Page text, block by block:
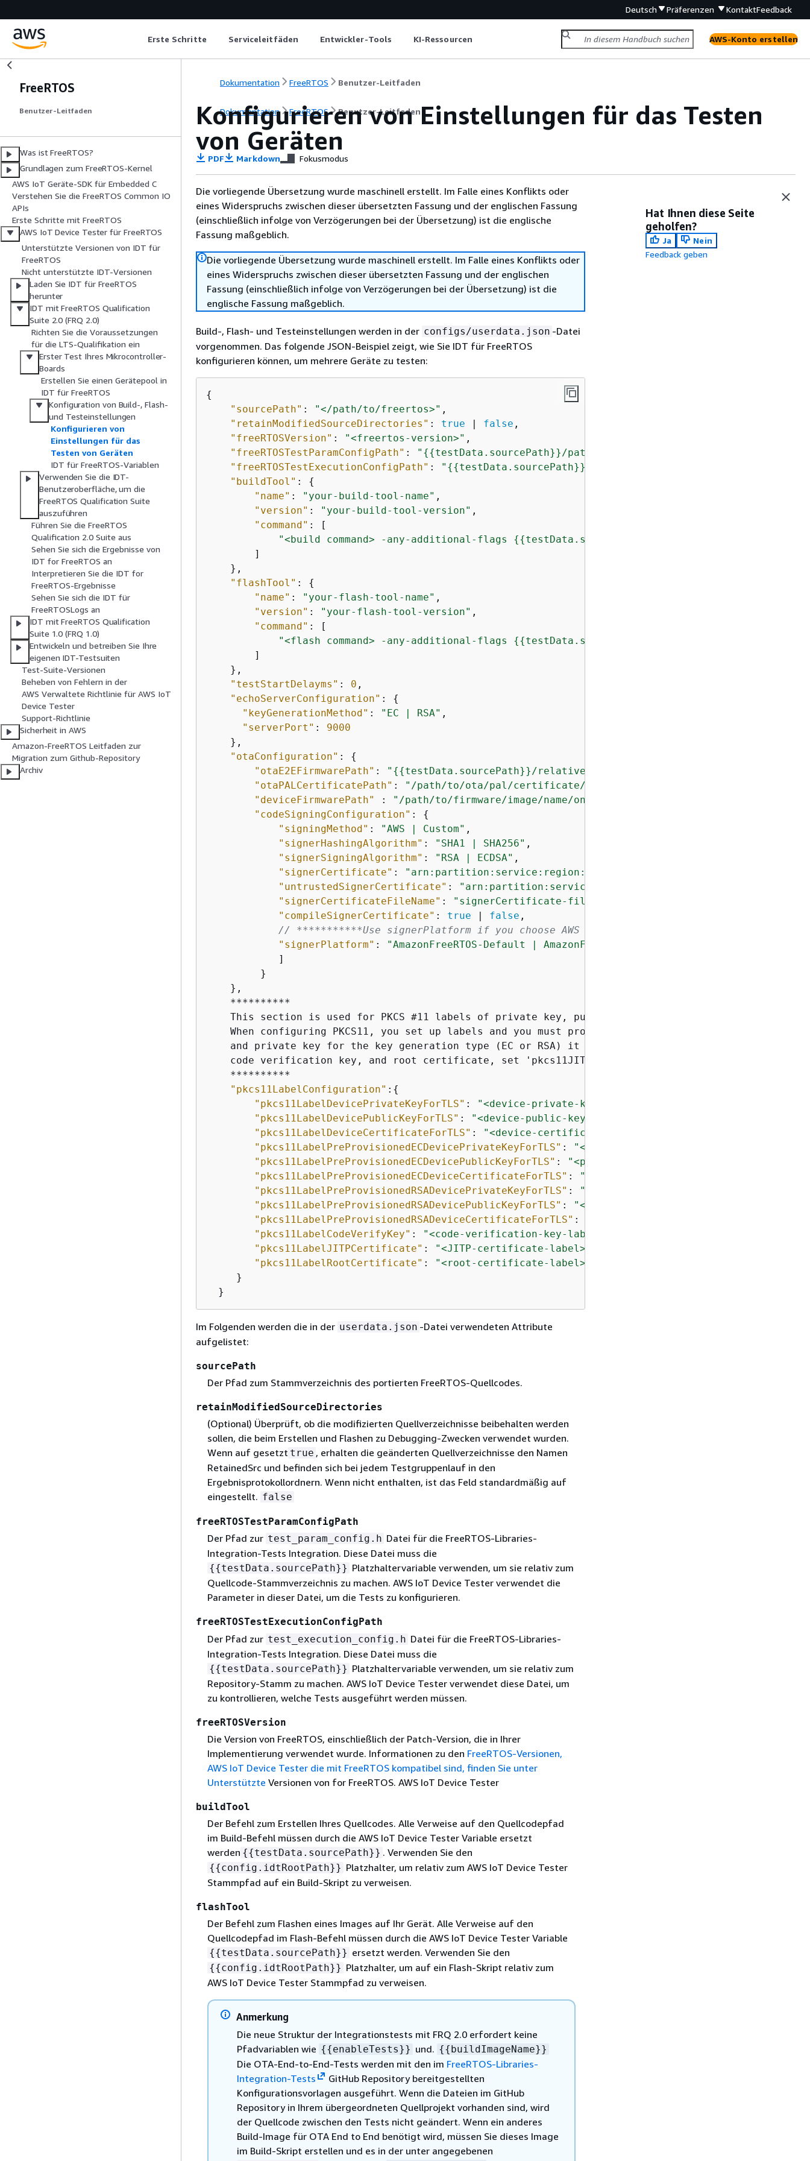
Deutsch Präferenzen KontaktFeedback
Erste Schritte Serviceleitfäden Entwickler-Tools KI-Ressourcen AWS-Konto erstellen
FreeRTOS
Benutzer-Leitfaden
Was ist FreeRTOS?
Grundlagen zum FreeRTOS-Kernel
AWS IoT Geräte-SDK für Embedded C
Verstehen Sie die FreeRTOS Common IO
APIs
Erste Schritte mit FreeRTOS
AWS IoT Device Tester für FreeRTOS
Unterstützte Versionen von IDT für
FreeRTOS
Nicht unterstützte IDT-Versionen
Laden Sie IDT für FreeRTOS
herunter
IDT mit FreeRTOS Qualification
Suite 2.0 (FRQ 2.0)
Richten Sie die Voraussetzungen
für die LTS-Qualifikation ein
Erster Test Ihres Mikrocontroller-
Boards
Erstellen Sie einen Gerätepool in
IDT für FreeRTOS
Konfiguration von Build-, Flash-
und Testeinstellungen
Konfigurieren von
Einstellungen für das
Testen von Geräten
IDT für FreeRTOS-Variablen
Verwenden Sie die IDT-
Benutzeroberfläche, um die
FreeRTOS Qualification Suite
auszuführen
Führen Sie die FreeRTOS
Qualification 2.0 Suite aus
Sehen Sie sich die Ergebnisse von
IDT for FreeRTOS an
Interpretieren Sie die IDT for
FreeRTOS-Ergebnisse
Sehen Sie sich die IDT für
FreeRTOSLogs an
IDT mit FreeRTOS Qualification
Suite 1.0 (FRQ 1.0)
Entwickeln und betreiben Sie Ihre
eigenen IDT-Testsuiten
Test-Suite-Versionen
Beheben von Fehlern in der
AWS Verwaltete Richtlinie für AWS IoT
Device Tester
Support-Richtlinie
Sicherheit in AWS
Amazon-FreeRTOS Leitfaden zur
Migration zum Github-Repository
Archiv
Dokumentation FreeRTOS Benutzer-Leitfaden
Dokumentation FreeRTOS Benutzer-Leitfaden
Konfigurieren von Einstellungen für das Testen
von Geräten
PDF Markdown Fokusmodus
Die vorliegende Übersetzung wurde maschinell erstellt. Im Falle eines Konflikts oder
eines Widerspruchs zwischen dieser übersetzten Fassung und der englischen Fassung
(einschließlich infolge von Verzögerungen bei der Übersetzung) ist die englische
Fassung maßgeblich.
Die vorliegende Übersetzung wurde maschinell erstellt. Im Falle eines Konflikts oder
eines Widerspruchs zwischen dieser übersetzten Fassung und der englischen
Fassung (einschließlich infolge von Verzögerungen bei der Übersetzung) ist die
englische Fassung maßgeblich.
Build-, Flash- und Testeinstellungen werden in der configs/userdata.json -Datei
vorgenommen. Das folgende JSON-Beispiel zeigt, wie Sie IDT für FreeRTOS
konfigurieren können, um mehrere Geräte zu testen:
{
"sourcePath" : "</path/to/freertos>" ,
"retainModifiedSourceDirectories" : true | false ,
"freeRTOSVersion" : "<freertos-version>" ,
"freeRTOSTestParamConfigPath" : " {{testData.sourcePath}}/path/from/source/path/to/
"freeRTOSTestExecutionConfigPath" : " {{testData.sourcePath}}/path/from/source/path/to/
"buildTool" : {
"name" : "your-build-tool-name" ,
"version" : "your-build-tool-version" ,
"command" : [
"<build command> -any-additional-flags {{testData.sourcePath}}"
        ]
    },
"flashTool" : {
"name" : "your-flash-tool-name" ,
"version" : "your-flash-tool-version" ,
"command" : [
"<flash command> -any-additional-flags {{testData.sourcePath}} -any-additional-flags"
        ]
    },
"testStartDelayms" : 0 ,
"echoServerConfiguration" : {
"keyGenerationMethod" : "EC | RSA" ,
"serverPort" : 9000
    },
"otaConfiguration" : {
"otaE2EFirmwarePath" : " {{testData.sourcePath}}/relative-path-to/ota-image-generated-in-
"otaPALCertificatePath" : "/path/to/ota/pal/certificate/on/device"
"deviceFirmwarePath"
: "/path/to/firmware/image/name/on/device"
"codeSigningConfiguration" : {
"signingMethod" : "AWS | Custom" ,
"signerHashingAlgorithm" : "SHA1 | SHA256" ,
"signerSigningAlgorithm" : "RSA | ECDSA" ,
"signerCertificate" :
"arn:partition:service:region:account-id:resource:qualifier | /
"untrustedSignerCertificate" :
"arn:partition:service:region:account-
"signerCertificateFileName" : "signerCertificate-file-name"
"compileSignerCertificate" : true | false ,
// ***********Use signerPlatform if you choose AWS for signingMethod***************
"signerPlatform" :
"AmazonFreeRTOS-Default | AmazonFreeRTOS-TI-CC3220SF"
            ]
         }
    },
    **********
This section is used for PKCS #11 labels of private key, public key, device certificate, code
When configuring PKCS11, you set up labels and you must provide the labels of the device
and private key for the key generation type (EC or RSA) it was created with. If your device
code verification key, and root certificate, set 'pkcs11JITPCodeVerifyRootCertSupport' to
    **********
"pkcs11LabelConfiguration" : {
"pkcs11LabelDevicePrivateKeyForTLS" : "<device-private-key-label>"
"pkcs11LabelDevicePublicKeyForTLS" : "<device-public-key-label>"
"pkcs11LabelDeviceCertificateForTLS" : "<device-certificate-label>"
"pkcs11LabelPreProvisionedECDevicePrivateKeyForTLS" :
"<preprovisioned-ec-device-private-
"pkcs11LabelPreProvisionedECDevicePublicKeyForTLS" :
"<preprovisioned-ec-device-public-key-
"pkcs11LabelPreProvisionedECDeviceCertificateForTLS" :
"<preprovisioned-ec-device-
"pkcs11LabelPreProvisionedRSADevicePrivateKeyForTLS" :
"<preprovisioned-rsa-device-private-
"pkcs11LabelPreProvisionedRSADevicePublicKeyForTLS" :
"<preprovisioned-rsa-device-public-
"pkcs11LabelPreProvisionedRSADeviceCertificateForTLS" :
"pkcs11LabelCodeVerifyKey" : "<code-verification-key-label>"
"pkcs11LabelJITPCertificate" : "<JITP-certificate-label>"
"pkcs11LabelRootCertificate" :
"<root-certificate-label>"
     }
Im Folgenden werden die in der userdata.json -Datei verwendeten Attribute
aufgelistet:
sourcePath
Der Pfad zum Stammverzeichnis des portierten FreeRTOS-Quellcodes.
retainModifiedSourceDirectories
(Optional) Überprüft, ob die modifizierten Quellverzeichnisse beibehalten werden
sollen, die beim Erstellen und Flashen zu Debugging-Zwecken verwendet wurden.
Wenn auf gesetzt true , erhalten die geänderten Quellverzeichnisse den Namen
RetainedSrc und befinden sich bei jedem Testgruppenlauf in den
Ergebnisprotokollordnern. Wenn nicht enthalten, ist das Feld standardmäßig auf
eingestellt. false
freeRTOSTestParamConfigPath
Der Pfad zur test_param_config.h Datei für die FreeRTOS-Libraries-
Integration-Tests Integration. Diese Datei muss die
{{testData.sourcePath}} Platzhaltervariable verwenden, um sie relativ zum
Quellcode-Stammverzeichnis zu machen. AWS IoT Device Tester verwendet die
Parameter in dieser Datei, um die Tests zu konfigurieren.
freeRTOSTestExecutionConfigPath
Der Pfad zur test_execution_config.h Datei für die FreeRTOS-Libraries-
Integration-Tests Integration. Diese Datei muss die
{{testData.sourcePath}} Platzhaltervariable verwenden, um sie relativ zum
Repository-Stamm zu machen. AWS IoT Device Tester verwendet diese Datei, um
zu kontrollieren, welche Tests ausgeführt werden müssen.
freeRTOSVersion
Die Version von FreeRTOS, einschließlich der Patch-Version, die in Ihrer
Implementierung verwendet wurde. Informationen zu den FreeRTOS-Versionen,
AWS IoT Device Tester die mit FreeRTOS kompatibel sind, finden Sie unter
Unterstützte Versionen von for FreeRTOS. AWS IoT Device Tester
buildTool
Der Befehl zum Erstellen Ihres Quellcodes. Alle Verweise auf den Quellcodepfad
im Build-Befehl müssen durch die AWS IoT Device Tester Variable ersetzt
werden {{testData.sourcePath}} . Verwenden Sie den
{{config.idtRootPath}} Platzhalter, um relativ zum AWS IoT Device Tester
Stammpfad auf ein Build-Skript zu verweisen.
flashTool
Der Befehl zum Flashen eines Images auf Ihr Gerät. Alle Verweise auf den
Quellcodepfad im Flash-Befehl müssen durch die AWS IoT Device Tester Variable
{{testData.sourcePath}} ersetzt werden. Verwenden Sie den
{{config.idtRootPath}} Platzhalter, um auf ein Flash-Skript relativ zum
AWS IoT Device Tester Stammpfad zu verweisen.
Anmerkung
Die neue Struktur der Integrationstests mit FRQ 2.0 erfordert keine
Pfadvariablen wie {{enableTests}} und. {{buildImageName}}
Die OTA-End-to-End-Tests werden mit den im FreeRTOS-Libraries-
Integration-Tests
GitHub Repository bereitgestellten
Konfigurationsvorlagen ausgeführt. Wenn die Dateien im GitHub
Repository in Ihrem übergeordneten Quellprojekt vorhanden sind, wird
der Quellcode zwischen den Tests nicht geändert. Wenn ein anderes
Build-Image für OTA End to End benötigt wird, müssen Sie dieses Image
im Build-Skript erstellen und es in der unter angegebenen
Hat Ihnen diese Seite
geholfen?
Ja
Nein
Feedback geben